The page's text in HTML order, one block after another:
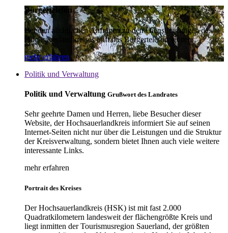
Bürgertelefon
Bei den alltäglichen Anfragen zu den Dienstleistungen des
Hochsauerlandkreises hilft das Bürgertelefon weiter.
mehr erfahren
Politik und Verwaltung
Politik und Verwaltung Grußwort des Landrates
Sehr geehrte Damen und Herren, liebe Besucher dieser
Website, der Hochsauerlandkreis informiert Sie auf seinen
Internet-Seiten nicht nur über die Leistungen und die Struktur
der Kreisverwaltung, sondern bietet Ihnen auch viele weitere
interessante Links.
mehr erfahren
Portrait des Kreises
Der Hochsauerlandkreis (HSK) ist mit fast 2.000
Quadratkilometern landesweit der flächengrößte Kreis und
liegt inmitten der Tourismusregion Sauerland, der größten